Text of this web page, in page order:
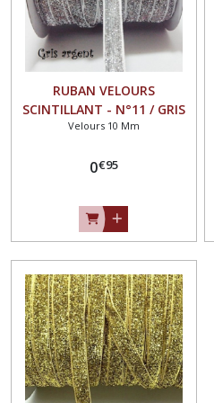
RUBAN VELOURS
SCINTILLANT - N°11 / GRIS
ARGENT ** 10 mm **
Vendu au mètre
Velours 10 Mm
0€95